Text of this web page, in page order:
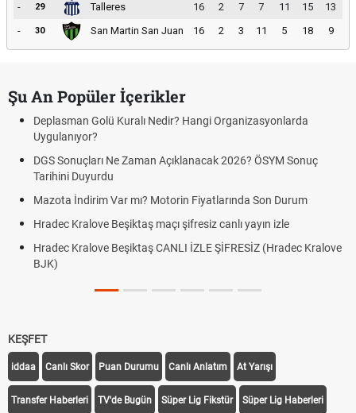
-
29 Talleres 16 2 7 7 11 15
13
-
30 San Martin San Juan 16 2 3 11 5 18 9
Şu An Popüler İçerikler
Deplasman Golü Kuralı Nedir? Hangi Organizasyonlarda
Uygulanıyor?
DGS Sonuçları Ne Zaman Açıklanacak 2026? ÖSYM Sonuç
Tarihini Duyurdu
Mazota İndirim Var mı? Motorin Fiyatlarında Son Durum
Hradec Kralove Beşiktaş maçı şifresiz canlı yayın izle
Hradec Kralove Beşiktaş CANLI İZLE ŞİFRESİZ (Hradec Kralove
BJK)
KEŞFET
iddaa Canlı Skor Puan Durumu Canlı Anlatım At Yarışı
Transfer Haberleri TV'de Bugün Süper Lig Fikstür Süper Lig Haberleri